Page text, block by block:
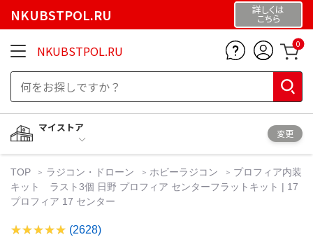
NKUBSTPOL.RU 詳しくは
こちら
NKUBSTPOL.RU 0
マイストア
変更
TOP ラジコン・ドローン ホビーラジコン
プロフィア内装
キット ラスト3個 日野 プロフィア センターフラットキット | 17
プロフィア 17 センター
(2628)